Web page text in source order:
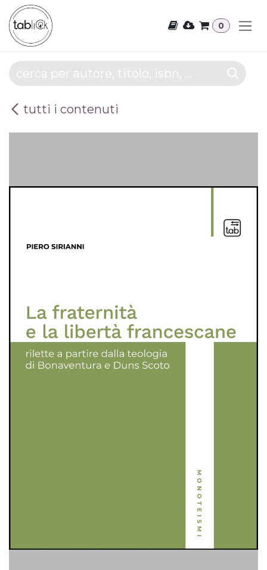
Passa al contenuto
0
tutti i contenuti